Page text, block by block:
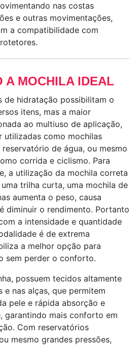
nas costas
e outras movimentações,
a compatibilidade com
A MOCHILA IDEAL
de hidratação possibilitam o
itens, mas a maior
ao multiuso de aplicação,
utilizadas como mochilas
de água, ou mesmo
corrida e ciclismo. Para
a utilização da mochila correta
trilha curta, uma mochila de
aumenta o peso, causa
diminuir o rendimento. Portanto
a intensidade e quantidade
é de extrema
a melhor opção para
sem perder o conforto.
possuem tecidos altamente
e nas alças, que permitem
pele e rápida absorção e
garantindo mais conforto em
Com reservatórios
mesmo grandes pressões,